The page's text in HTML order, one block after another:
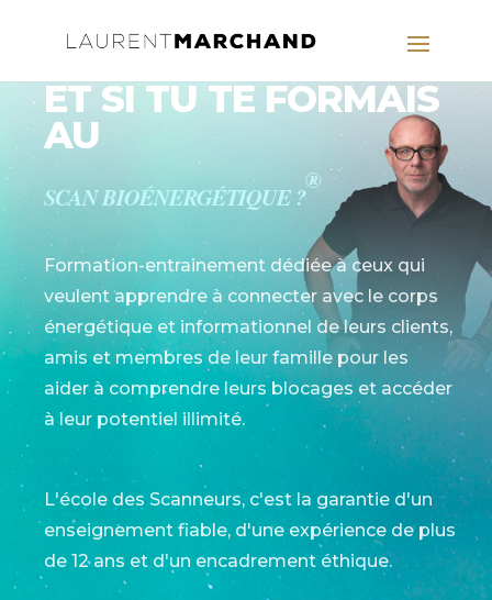
ET SI TU TE FORMAIS
AU
SCAN BIOÉNERGÉTIQUE ?
®
Formation-entrainement dédiée à ceux qui
veulent apprendre à connecter avec le corps
énergétique et informationnel de leurs clients,
amis et membres de leur famille pour les
aider à comprendre leurs blocages et accéder
à leur potentiel illimité.
L'école des Scanneurs, c'est la garantie d'un
enseignement fiable, d'une expérience de plus
de 12 ans et d'un encadrement éthique.